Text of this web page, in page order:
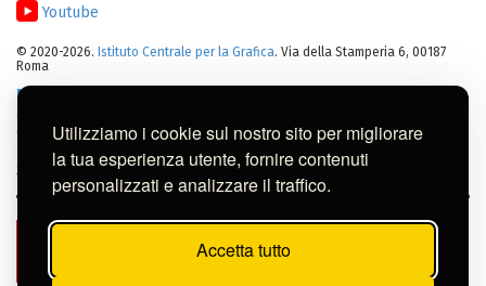
Utilizziamo i cookie sul nostro sito per migliorare
la tua esperienza utente, fornire contenuti
personalizzati e analizzare il traffico.
Accetta tutto
Youtube
© 2020-2026. Istituto Centrale per la Grafica. Via della Stamperia 6, 00187
Roma
Note legali
altro materiale pubblicato su questo sito sono soggetti alle leggi sul
diritto di autore.
Per usi commerciali dei contenuti contattare l'Istituto:
gr@cultura.gov.it